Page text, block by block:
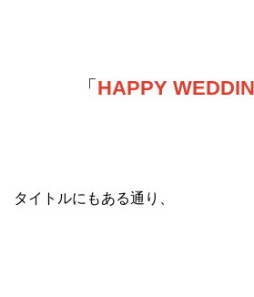
「 HAPPY
タイトルにもある通り、